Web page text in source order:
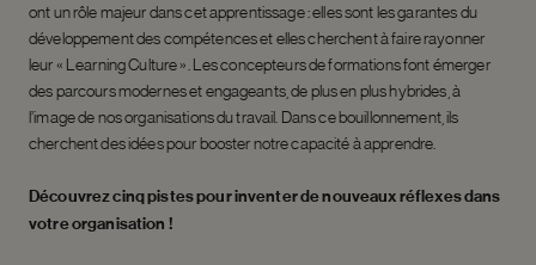
ont un rôle majeur dans cet apprentissage : elles sont les garantes du
développement des compétences et elles cherchent à faire rayonner
leur « Learning Culture ». Les concepteurs de formations font émerger
des parcours modernes et engageants, de plus en plus hybrides, à
l’image de nos organisations du travail. Dans ce bouillonnement, ils
cherchent des idées pour booster notre capacité à apprendre.
Découvrez cinq pistes pour inventer de nouveaux réflexes dans
votre organisation !